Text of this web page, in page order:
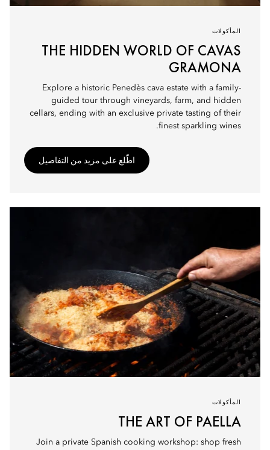
المأكولات
THE HIDDEN WORLD OF CAVAS
GRAMONA
Explore a historic Penedès cava estate with a family-
guided tour through vineyards, farm, and hidden
cellars, ending with an exclusive private tasting of their
finest sparkling wines.
اطّلع على مزيد من التفاصيل
المأكولات
THE ART OF PAELLA
Join a private Spanish cooking workshop: shop fresh